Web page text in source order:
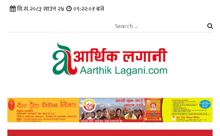
वि.सं.२०८३ साउन २४ ०९:२२:०२ बजे